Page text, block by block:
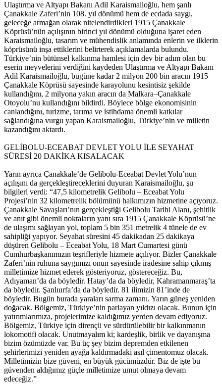
Ulaştırma ve Altyapı Bakanı Adil Karaismailoğlu, hem şanlı
Çanakkale Zaferi’nin 108. yıl dönümü hem de ecdada saygı,
geleceğe armağan olarak nitelendirdikleri 1915 Çanakkale
Köprüsü’nün açılışının birinci yıl dönümü olduğuna işaret eden
Karaismailoğlu, tasarım ve mühendislik anlamında enlerin ve ilklerin
köprüsünü inşa ettiklerini belirterek açıklamalarda bulundu.
Türkiye’nin bütünsel kalkınma hamlesi için dev bir adım olan bu
eserin meyvelerini verdiğini kaydeden Ulaştırma ve Altyapı Bakanı
Adil Karaismailoğlu, bugüne kadar 2 milyon 200 bin aracın 1915
Çanakkale Köprüsü sayesinde karayolunu kesintisiz şekilde
kullandığını, 2 milyona yakın aracın da Malkara–Çanakkale
Otoyolu’nu kullandığını bildirdi. Böylece bölge ekonomisinin
canlandığını, turizme, tarıma ve istihdama önemli katkılar
sağlandığına vurgu yapan Karaismailoğlu, Türkiye’nin ve milletin
kazandığını aktardı.
GELİBOLU-ECEABAT DEVLET YOLU İLE SEYAHAT
SÜRESİ 20 DAKİKA KISALACAK
Yarın ayrıca Çanakkale’de Gelibolu-Eceabat Devlet Yolu’nun
açılışını da gerçekleştireceklerini duyuran Karaismailoğlu, şu
bilgileri verdi: “47,5 kilometrelik Gelibolu – Eceabat Yolu
Projesi’nin 32 kilometrelik bölümünü halkımızın hizmetine açıyoruz.
Çanakkale Savaşları’nın gerçekleştiği Gelibolu Tarihi Alanı, şehitlik
ve anıt gibi önemli noktaların yanı sıra 1915 Çanakkale Köprüsü’ne
de ulaşımı sağlayan yol, toplam 5 bin 351 metrelik 4 tünele de ev
sahipliği yapıyor. Seyahat süresini 45 dakikadan 25 dakikaya
düşüren Gelibolu – Eceabat Yolu, 18 Mart Cumartesi günü
Cumhurbaşkanımızın teşrifleriyle hizmete açılıyor. Bizler Çanakkale
Zaferi’nin ruhuna saygımızı onun sayesinde iradesine sahip çıkmış
milletimize hizmet ederek gösteriyoruz, göstereceğiz. Bu,
Adıyaman’da da böyledir. Hatay’da da böyledir, Kahramanmaraş’ta
da böyledir. Şanlıurfa’da da böyledir. 81 ilimizin 81’inde de
böyledir. Bugün burada yaraları sarma zamanı. Yarın güneş yeniden
doğacak. Bölgemiz, Türkiye’nin parlayan yıldızı olacak. Bunun için
yatırımlarımıza, projelerimize kaldığımız yerden devam ediyoruz.
Bölgemiz, Türkiye için dirençli ve sürdürülebilir bir kalkınmanın
lokomotifi olacak. Unutmayalım ki; kardeşlik, birlik ve dayanışma
bizim özümüzde var. Bu üç şey bizim depremden etkilenen
şehirlerimizi yeniden ayağa kaldırmadaki asıl çimentomuz olacak.
Milletimizin bize güveni, en büyük gücümüzdür. Biz de işte bu
güvenden aldığımız güçle milletimize umut olmaya devam
edeceğiz.”